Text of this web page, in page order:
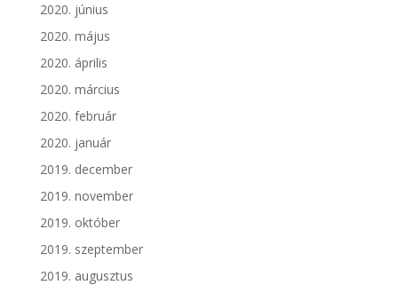
2020. június
2020. május
2020. április
2020. március
2020. február
2020. január
2019. december
2019. november
2019. október
2019. szeptember
2019. augusztus